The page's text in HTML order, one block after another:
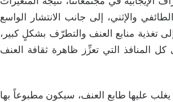
والإثني، إلى جانب الانتشار الواسع
تغذية منابع العنف والتطرّف بشكلٍ كبير،
المنافذ التي تعزِّز ظاهرة ثقافة العنف
عليها طابع العنف، سيكون مطبوعاً بها